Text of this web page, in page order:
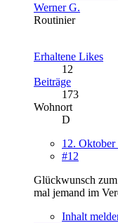
Werner G.
Routinier
Erhaltene Likes
12
Beiträge
173
Wohnort
D
12. Oktober
#12
Glückwunsch
mal jemand im
Inhalt